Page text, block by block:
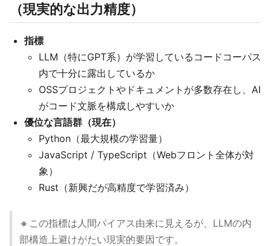
（現実的な出力精度）
指標
LLM（特にGPT系）が学習しているコードコーパス
内で十分に露出しているか
OSSプロジェクトやドキュメントが多数存在し、AI
がコード文脈を構成しやすいか
優位な言語群（現在）
Python（最大規模の学習量）
JavaScript / TypeScript（Webフロント全体が対
象）
Rust（新興だが高精度で学習済み）
🔸この指標は人間バイアス由来に見えるが、LLMの内
部構造上避けがたい現実的要因です。